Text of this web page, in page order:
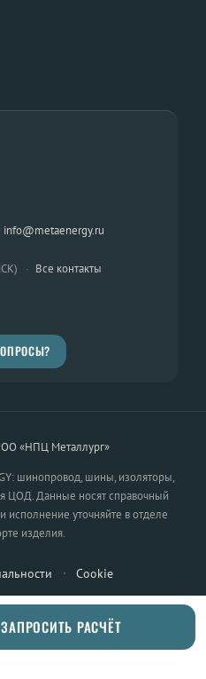
info@metaenergy.ru
· Все контакты
«НПЦ Металлург»
шинопровод, шины, изоляторы,
ЦОД. Данные носят справочный
исполнение уточняйте в отделе
изделия.
· Cookie
ЗАПРОСИТЬ РАСЧЁТ